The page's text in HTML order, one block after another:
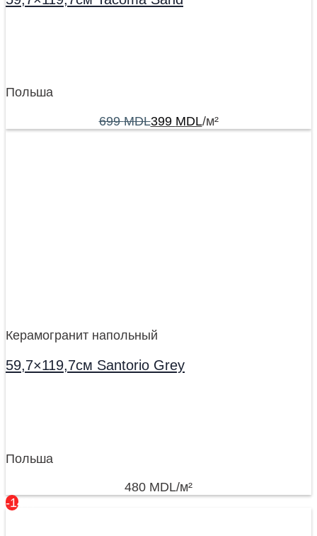
Польша
699MDL399 MDL/м²
Керамогранит напольный
59,7×119,7см Santorio Grey
Польша
480 MDL/м²
-14%